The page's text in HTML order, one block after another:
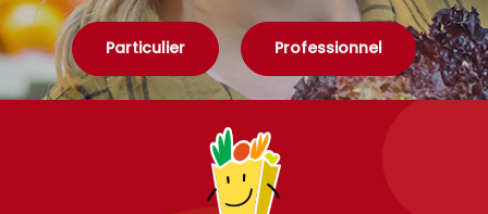
Particulier Professionnel